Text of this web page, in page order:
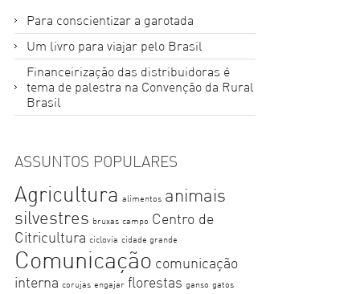
Para conscientizar a garotada
Um livro para viajar pelo Brasil
Financeirização das distribuidoras é
tema de palestra na Convenção da Rural
Brasil
ASSUNTOS POPULARES
Agricultura alimentos animais
silvestres bruxas campo Centro de
Citricultura ciclovia cidade grande
Comunicação comunicação
interna corujas engajar florestas ganso gatos